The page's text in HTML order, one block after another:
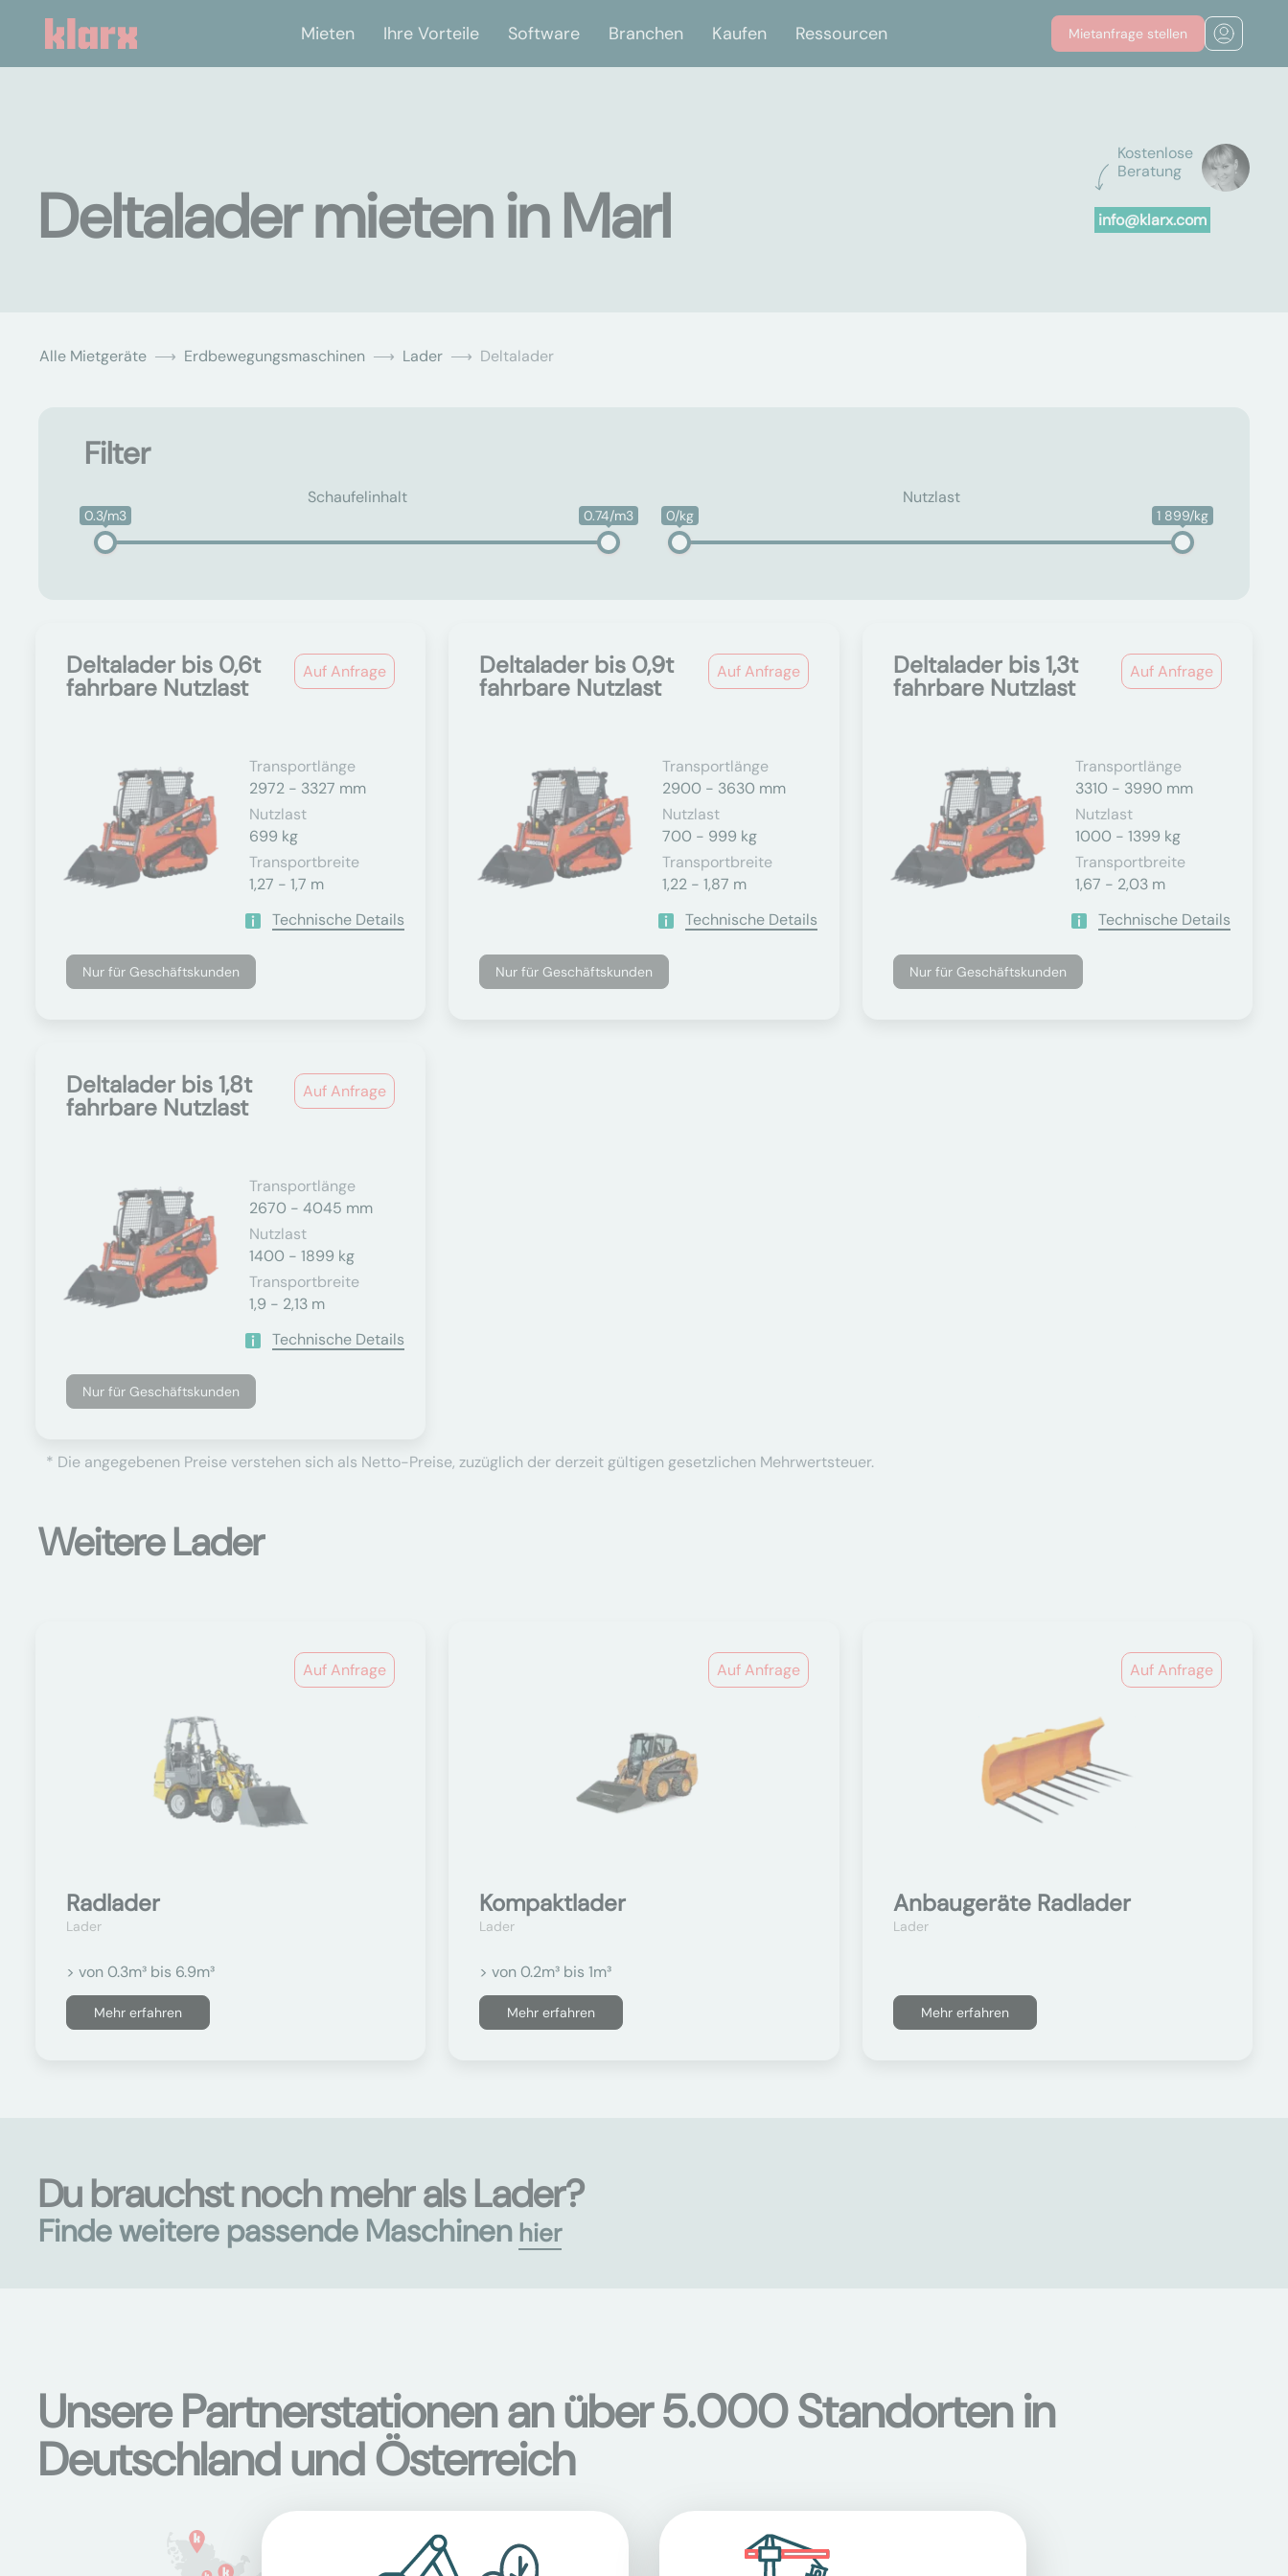
Mieten Ihre Vorteile Software Branchen Kaufen Ressourcen Mietanfrage stellen
Kostenlose
Beratung
info@klarx.com
Deltalader mieten in Marl
Alle Mietgeräte Erdbewegungsmaschinen Lader Deltalader
Filter
Schaufelinhalt
0.3/m3 0.74/m3
Nutzlast
0/kg 1 899/kg
Auf Anfrage
Deltalader bis 0,6t
fahrbare Nutzlast
Transportlänge
2972 - 3327 mm
Nutzlast
699 kg
Transportbreite
1,27 - 1,7 m
Technische Details
Nur für Geschäftskunden
Auf Anfrage
Deltalader bis 0,9t
fahrbare Nutzlast
Transportlänge
2900 - 3630 mm
Nutzlast
700 - 999 kg
Transportbreite
1,22 - 1,87 m
Technische Details
Nur für Geschäftskunden
Auf Anfrage
Deltalader bis 1,3t
fahrbare Nutzlast
Transportlänge
3310 - 3990 mm
Nutzlast
1000 - 1399 kg
Transportbreite
1,67 - 2,03 m
Technische Details
Nur für Geschäftskunden
Auf Anfrage
Deltalader bis 1,8t
fahrbare Nutzlast
Transportlänge
2670 - 4045 mm
Nutzlast
1400 - 1899 kg
Transportbreite
1,9 - 2,13 m
Technische Details
Nur für Geschäftskunden
* Die angegebenen Preise verstehen sich als Netto-Preise, zuzüglich der derzeit gültigen gesetzlichen Mehrwertsteuer.
Weitere Lader
Auf Anfrage
Radlader
Lader
> von 0.3m³ bis 6.9m³
Mehr erfahren
Auf Anfrage
Kompaktlader
Lader
> von 0.2m³ bis 1m³
Mehr erfahren
Auf Anfrage
Anbaugeräte Radlader
Lader
Mehr erfahren
Du brauchst noch mehr als Lader?
Finde weitere passende Maschinen hier
Unsere Partnerstationen an über 5.000 Standorten in
Deutschland und Österreich